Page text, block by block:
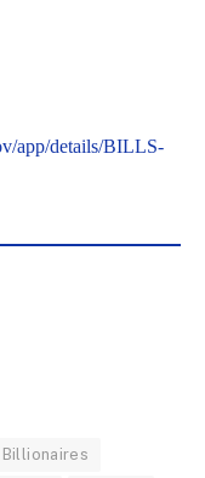
app/details/BILLS-
Billionaires